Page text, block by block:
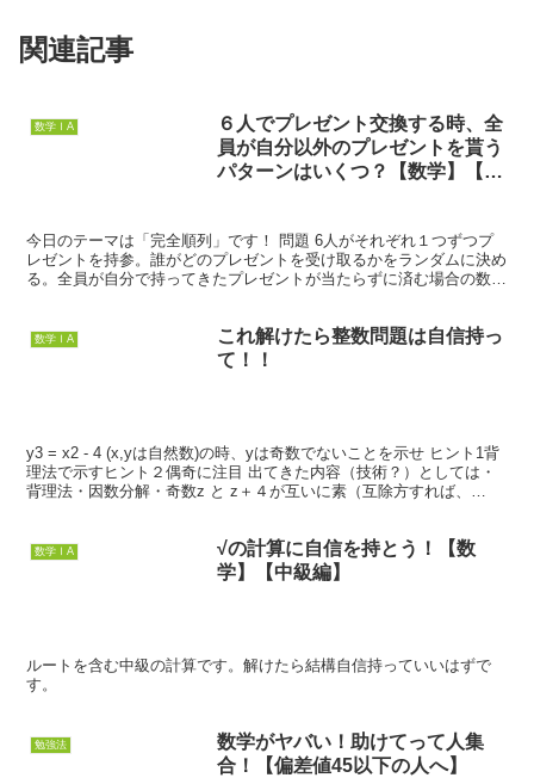
関連記事
数学ⅠA
６人でプレゼント交換する時、全
員が自分以外のプレゼントを貰う
パターンはいくつ？【数学】【上
今日のテーマは「完全順列」です！ 問題 6人がそれぞれ１つずつプ
レゼントを持参。誰がどのプレゼントを受け取るかをランダムに決め
る。全員が自分で持ってきたプレゼントが当たらずに済む場合の数は
数学ⅠA
これ解けたら整数問題は自信持っ
て！！
y3 = x2 - 4 (x,yは自然数)の時、yは奇数でないことを示せ ヒント1背
理法で示すヒント２偶奇に注目 出てきた内容（技術？）としては・
背理法・因数分解・奇数z と z＋４が互いに素（互除方すれば、
数学ⅠA
√の計算に自信を持とう！【数
学】【中級編】
ルートを含む中級の計算です。解けたら結構自信持っていいはずで
す。
勉強法
数学がヤバい！助けてって人集
合！【偏差値45以下の人へ】